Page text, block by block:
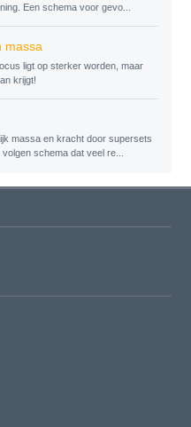
Een schema voor gevo...
massa
ligt op sterker worden, maar
krijgt!
massa en kracht door supersets
schema dat veel re...